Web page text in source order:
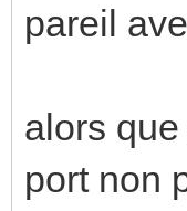
pareil
alors
port non